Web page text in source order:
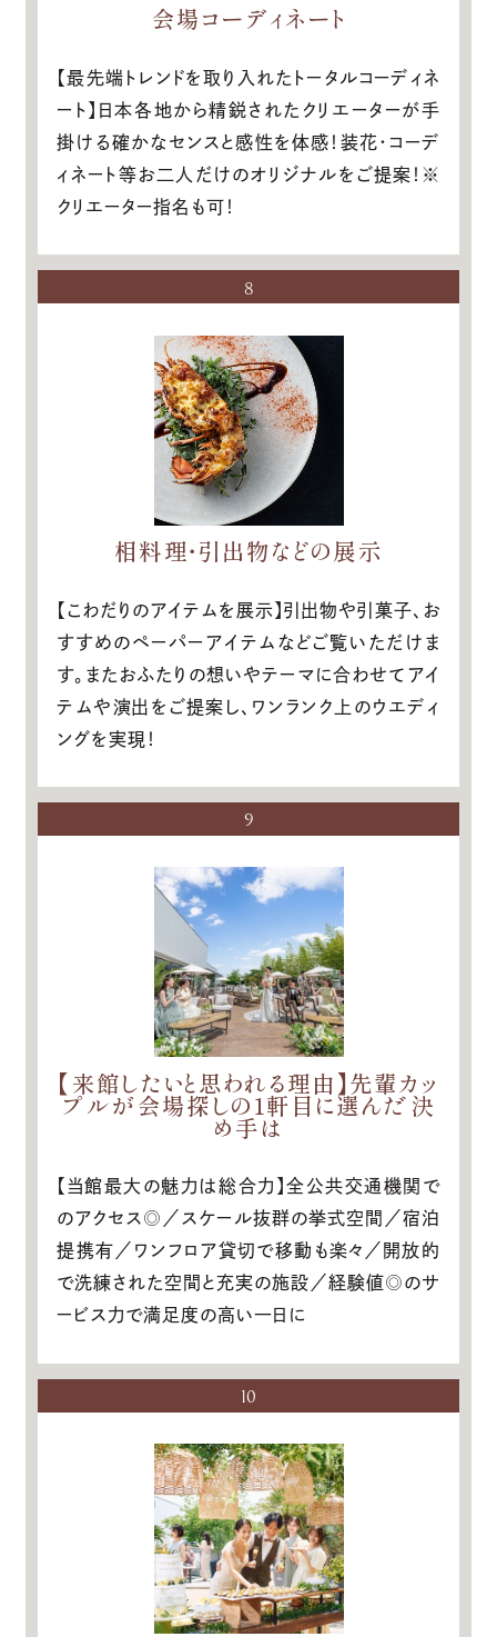
会場コーディネート
【最先端トレンドを取り入れたトータルコーディネ
ート】日本各地から精鋭されたクリエーターが手
掛ける確かなセンスと感性を体感！装花・コーデ
ィネート等お二人だけのオリジナルをご提案！※
クリエーター指名も可！
8
相料理・引出物などの展示
【こわだりのアイテムを展示】引出物や引菓子、お
すすめのペーパーアイテムなどご覧いただけま
す。またおふたりの想いやテーマに合わせてアイ
テムや演出をご提案し、ワンランク上のウエディ
ングを実現！
9
【来館したいと思われる理由】先輩カッ
プルが会場探しの1軒目に選んだ決
め手は
【当館最大の魅力は総合力】全公共交通機関で
のアクセス◎／スケール抜群の挙式空間／宿泊
提携有／ワンフロア貸切で移動も楽々／開放的
で洗練された空間と充実の施設／経験値◎のサ
ービス力で満足度の高い一日に
10